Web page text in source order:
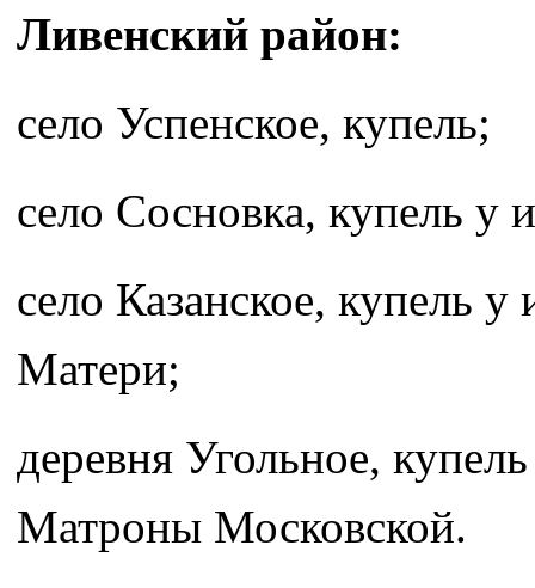
Ливенский район:
село Успенское, купель;
село Сосновка, купель у
село Казанское, купель
Матери;
деревня Угольное,
Матроны Московской.